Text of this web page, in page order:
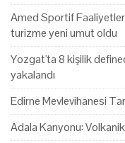
Amed Sportif
turizme yeni umut oldu
Yozgat'ta 8 kişilik
yakalandı
Edirne Mevlevihanesi
Adala Kanyonu: